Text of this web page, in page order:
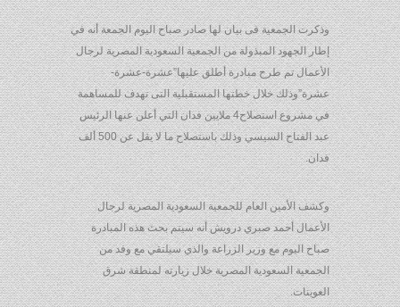
وذكرت الجمعية فى بيان لها صادر صباح اليوم الجمعة أنه في
إطار الجهود المبذولة من الجمعية السعودية المصرية لرجال
الأعمال تم طرح مبادرة أطلق عليها”عشرة-عشرة-
عشرة”وذلك خلال خطتها المستقبلية التى تهدف للمساهمة
في مشروع استصلاح4 ملايين فدان التي أعلن عنها الرئيس
عبد الفتاح السيسي وذلك باستصلاح ما لا يقل عن 500 ألف
فدان.
وكشف الأمين العام للجمعية السعودية المصرية لرجال
الأعمال أحمد صبري درويش أنه سيتم بحث هذه المبادرة
صباح اليوم مع وزير الزراعة والذي سيلتقي مع وفد من
الجمعية السعودية المصرية خلال زيارته لمنطقة شرق
العوينات.